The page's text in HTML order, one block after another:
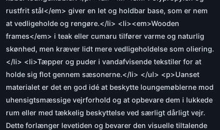
rustfrit stål</em> giver en let og holdbar base, som er nem
at vedligeholde og rengøre.</li> <li><em>Wooden
frames</em> i teak eller cumaru tilfører varme og naturlig
skønhed, men kræver lidt mere vedligeholdelse som oliering.
</li> <li>Tæpper og puder i vandafvisende tekstiler for at
holde sig flot gennem sæsonerne.</li> </ul> <p>Uanset
materialet er det en god idé at beskytte loungemøblerne mod
uhensigtsmæssige vejrforhold og at opbevare dem i lukkede
rum eller med tækkelig beskyttelse ved særligt dårligt vejr.
Dette forlænger levetiden og bevarer den visuelle tiltalende